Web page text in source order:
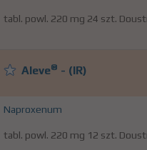
tabl. powl. 220 mg 24 szt.
Aleve® - (IR)
Naproxenum
tabl. powl. 220 mg 12 szt.